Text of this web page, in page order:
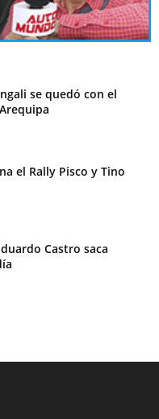
se quedó con el
el Rally Pisco y Tino
Castro saca